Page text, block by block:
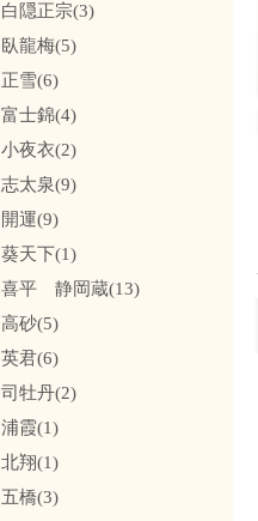
白隠正宗(3)
臥龍梅(5)
正雪(6)
富士錦(4)
小夜衣(2)
志太泉(9)
開運(9)
葵天下(1)
喜平 静岡蔵(13)
高砂(5)
英君(6)
司牡丹(2)
浦霞(1)
北翔(1)
五橋(3)